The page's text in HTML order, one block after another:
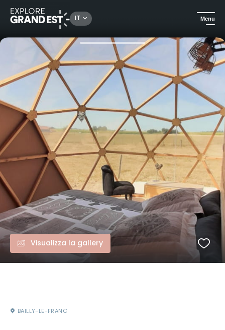
IT Menu
Case vacanza
Visualizza la gallery
BAILLY-LE-FRANC